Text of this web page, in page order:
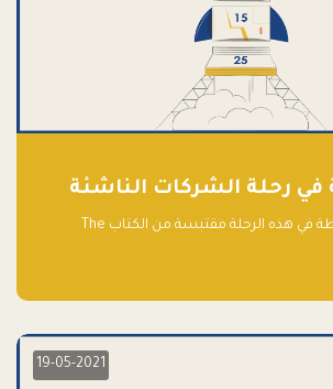
حددنا لكم أهم ٢٥ نقطة في هذه الرحلة مقتبسة من الكتاب The
19-05-2021